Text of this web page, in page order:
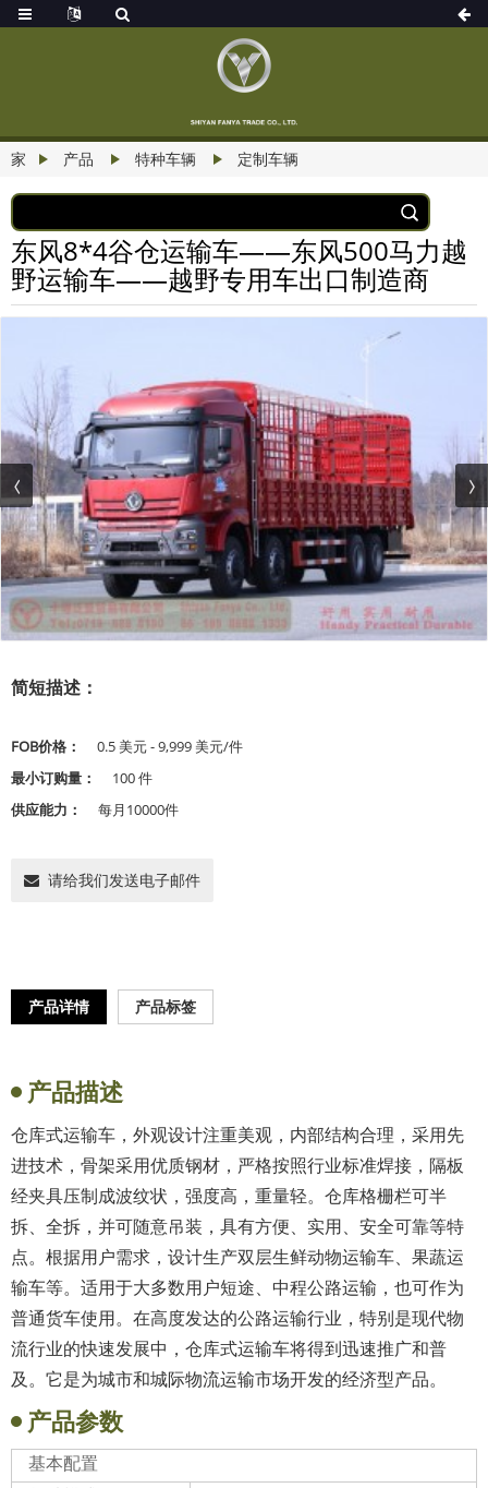
家 产品 特种车辆 定制车辆
东风8*4谷仓运输车——东风500马力越
野运输车——越野专用车出口制造商
简短描述：
FOB价格：
0.5 美元 - 9,999 美元/件
最小订购量：
100 件
供应能力：
每月10000件
请给我们发送电子邮件
产品详情 产品标签
产品描述
仓库式运输车，外观设计注重美观，内部结构合理，采用先
进技术，骨架采用优质钢材，严格按照行业标准焊接，隔板
经夹具压制成波纹状，强度高，重量轻。仓库格栅栏可半
拆、全拆，并可随意吊装，具有方便、实用、安全可靠等特
点。根据用户需求，设计生产双层生鲜动物运输车、果蔬运
输车等。适用于大多数用户短途、中程公路运输，也可作为
普通货车使用。在高度发达的公路运输行业，特别是现代物
流行业的快速发展中，仓库式运输车将得到迅速推广和普
及。它是为城市和城际物流运输市场开发的经济型产品。
产品参数
基本配置